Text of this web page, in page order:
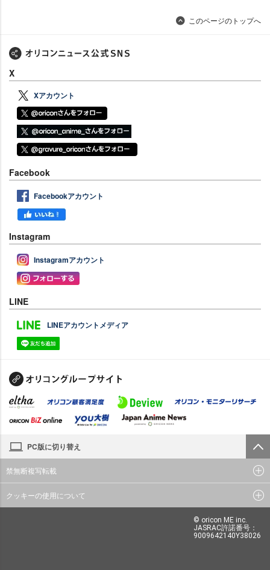
このページのトップへ
X
Xアカウント
Facebook
Facebookアカウント
Instagram
Instagramアカウント
LINE
LINEアカウントメディア
PC版に切り替え
禁無断複写転載
クッキーの使用について
© oricon ME inc.
JASRAC許諾番号：
9009642140Y38026